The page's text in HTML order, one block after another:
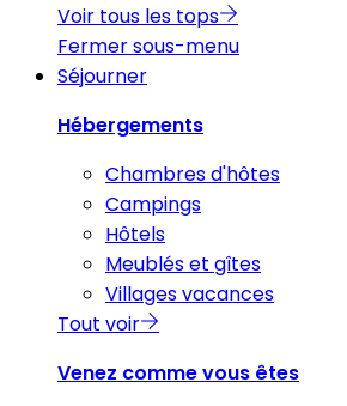
Voir tous les tops
Fermer sous-menu
Séjourner
Hébergements
Chambres d'hôtes
Campings
Hôtels
Meublés et gîtes
Villages vacances
Tout voir
Venez comme vous êtes